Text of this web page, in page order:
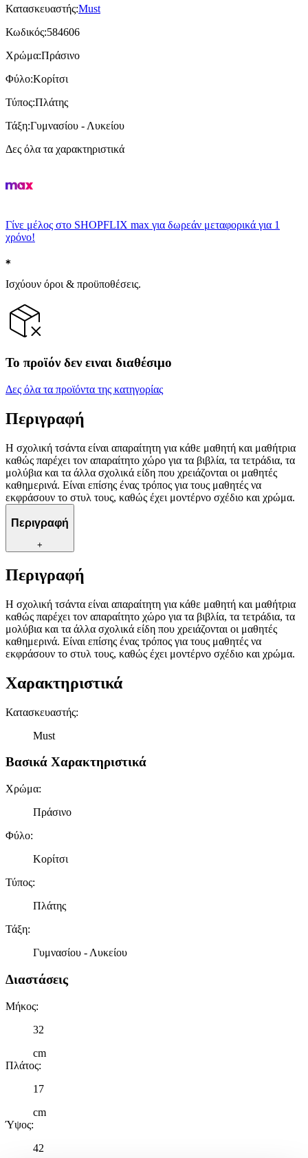
Κατασκευαστής:Must
Κωδικός:584606
Χρώμα:Πράσινο
Φύλο:Κορίτσι
Τύπος:Πλάτης
Τάξη:Γυμνασίου - Λυκείου
Δες όλα τα χαρακτηριστικά
Γίνε μέλος στο SHOPFLIX max για δωρεάν μεταφορικά για 1
χρόνο!
Ισχύουν όροι & προϋποθέσεις.
Το προϊόν δεν ειναι διαθέσιμο
Δες όλα τα προϊόντα της κατηγορίας
Περιγραφή
Η σχολική τσάντα είναι απαραίτητη για κάθε μαθητή και μαθήτρια
καθώς παρέχει τον απαραίτητο χώρο για τα βιβλία, τα τετράδια, τα
μολύβια και τα άλλα σχολικά είδη που χρειάζονται οι μαθητές
καθημερινά. Είναι επίσης ένας τρόπος για τους μαθητές να
εκφράσουν το στυλ τους, καθώς έχει μοντέρνο σχέδιο και χρώμα.
Περιγραφή
+
Περιγραφή
Η σχολική τσάντα είναι απαραίτητη για κάθε μαθητή και μαθήτρια
καθώς παρέχει τον απαραίτητο χώρο για τα βιβλία, τα τετράδια, τα
μολύβια και τα άλλα σχολικά είδη που χρειάζονται οι μαθητές
καθημερινά. Είναι επίσης ένας τρόπος για τους μαθητές να
εκφράσουν το στυλ τους, καθώς έχει μοντέρνο σχέδιο και χρώμα.
Χαρακτηριστικά
Κατασκευαστής:
Must
Βασικά Χαρακτηριστικά
Χρώμα:
Πράσινο
Φύλο:
Κορίτσι
Τύπος:
Πλάτης
Τάξη:
Γυμνασίου - Λυκείου
Διαστάσεις
Μήκος:
32
cm
Πλάτος:
17
cm
Ύψος:
42